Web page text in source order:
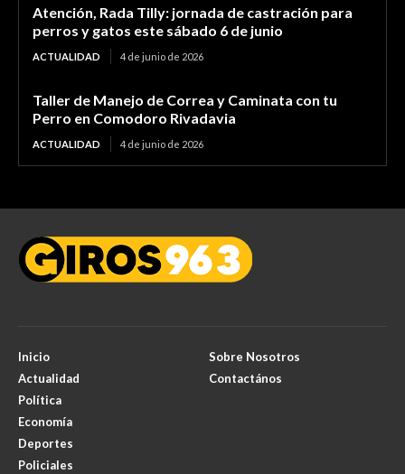
Atención, Rada Tilly: jornada de castración para
perros y gatos este sábado 6 de junio
ACTUALIDAD 4 de junio de 2026
Taller de Manejo de Correa y Caminata con tu
Perro en Comodoro Rivadavia
ACTUALIDAD 4 de junio de 2026
Inicio
Actualidad
Política
Economía
Deportes
Policiales
Sobre Nosotros
Contactános